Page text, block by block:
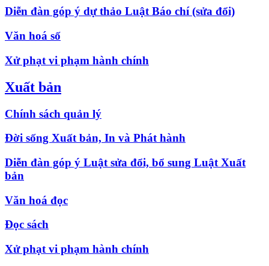
Diễn đàn góp ý dự thảo Luật Báo chí (sửa đổi)
Văn hoá số
Xử phạt vi phạm hành chính
Xuất bản
Chính sách quản lý
Đời sống Xuất bản, In và Phát hành
Diễn đàn góp ý Luật sửa đổi, bổ sung Luật Xuất
bản
Văn hoá đọc
Đọc sách
Xử phạt vi phạm hành chính